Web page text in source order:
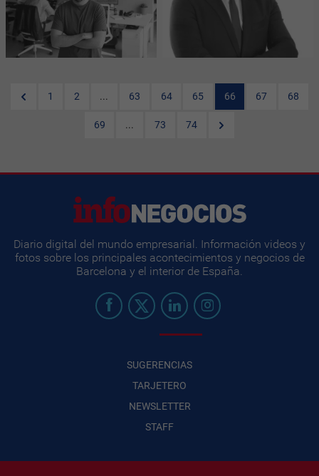
1 2 ... 63 64 65 66 67 68
69 ... 73 74
Diario digital del mundo empresarial. Información videos y
fotos sobre los principales acontecimientos y negocios de
Barcelona y el interior de España.
SUGERENCIAS
TARJETERO
NEWSLETTER
STAFF